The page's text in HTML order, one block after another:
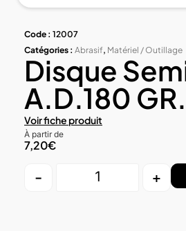
Code : 12007
Catégories : Abrasif, Matériel / Outillage
Disque
A.D.180
Voir fiche produit
À partir de
7,20€
- +